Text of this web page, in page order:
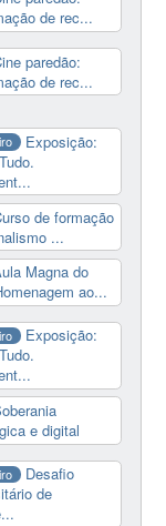
de rec...
paredão:
de rec...
Exposição:
de formação
...
Magna do
ao...
Exposição:
e digital
Desafio
de